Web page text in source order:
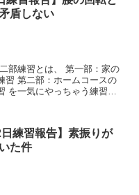
盾しない
スの
日練習報告】素振りが
た件